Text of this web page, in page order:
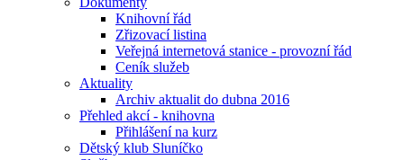
Knihovní řád
Zřizovací listina
Veřejná internetová stanice - provozní řád
Ceník služeb
Aktuality
Archiv aktualit do dubna 2016
Přehled akcí - knihovna
Přihlášení na kurz
Dětský klub Sluníčko